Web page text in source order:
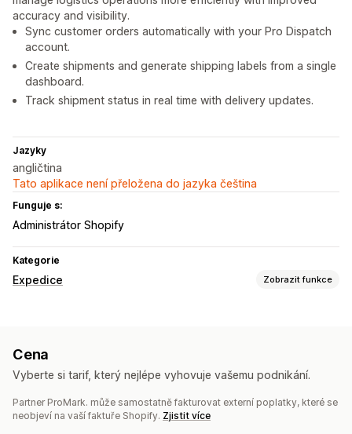
accuracy and visibility.
Sync customer orders automatically with your Pro Dispatch
account.
Create shipments and generate shipping labels from a single
dashboard.
Track shipment status in real time with delivery updates.
Jazyky
angličtina
Tato aplikace není přeložena do jazyka čeština
Funguje s:
Administrátor Shopify
Kategorie
Expedice Zobrazit funkce
Cena
Vyberte si tarif, který nejlépe vyhovuje vašemu podnikání.
Partner ProMark. může samostatně fakturovat externí poplatky, které se
neobjeví na vaší faktuře Shopify. Zjistit více